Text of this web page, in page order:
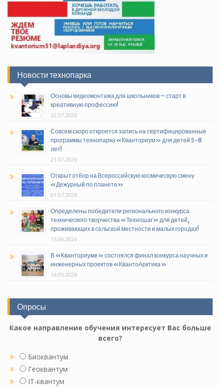
Новости технопарка
Основы видеомонтажа для школьников – старт в
креативную профессию!
22.07.2026
Совсем скоро откроется запись на сертифицированные
программы технопарка «Кванториум» для детей 5-8
лет!
21.07.2026
Открыт отбор на Всероссийскую космическую смену
«Дежурный по планете»
01.07.2026
Определены победители регионального конкурса
технического творчества «Техношаг» для детей,
проживающих в сельской местности и малых городах!
15.06.2026
В «Кванториуме» состоялся финал конкурса научных и
инженерных проектов «КвантоАрктика»
16.05.2026
Опросы
Какое направление обучения интересует Вас больше
всего?
Биоквантум
Геоквантум
IT-квантум